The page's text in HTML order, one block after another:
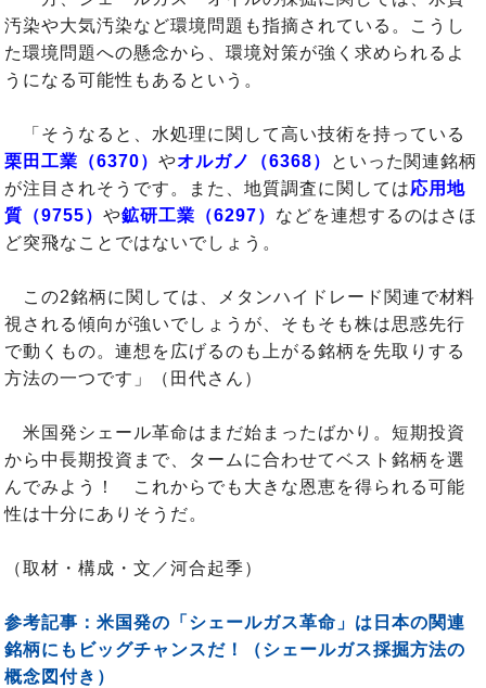
汚染や大気汚染など環境問題も指摘されている。こうし
た環境問題への懸念から、環境対策が強く求められるよ
うになる可能性もあるという。
「そうなると、水処理に関して高い技術を持っている
栗田工業（6370）やオルガノ（6368）
といった関連銘柄
が注目されそうです。また、地質調査に関しては応用地
質（9755）や鉱研工業（6297） などを連想するのはさほ
ど突飛なことではないでしょう。
この2銘柄に関しては、メタンハイドレード関連で材料
視される傾向が強いでしょうが、そもそも株は思惑先行
で動くもの。連想を広げるのも上がる銘柄を先取りする
方法の一つです」（田代さん）
米国発シェール革命はまだ始まったばかり。短期投資
から中長期投資まで、タームに合わせてベスト銘柄を選
んでみよう！ これからでも大きな恩恵を得られる可能
性は十分にありそうだ。
（取材・構成・文／河合起季）
参考記事：米国発の「シェールガス革命」は日本の関連
銘柄にもビッグチャンスだ！（シェールガス採掘方法の
概念図付き）